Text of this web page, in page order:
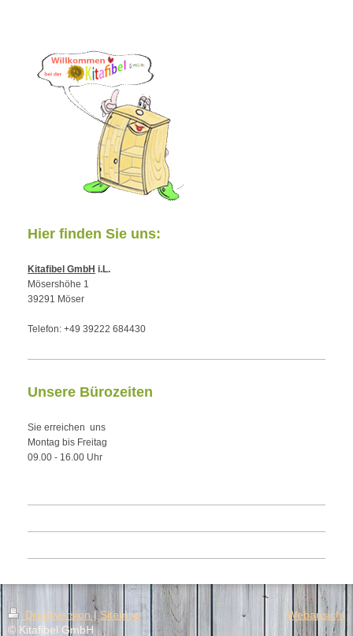
Hier finden Sie uns:
Kitafibel GmbH i.L.
Mösershöhe 1
39291 Möser
Telefon: +49 39222 684430
Unsere Bürozeiten
Sie erreichen uns
Montag bis Freitag
09.00 - 16.00 Uhr
Druckversion | Sitemap
© Kitafibel GmbH
Webansicht